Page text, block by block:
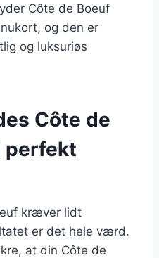
Côte de Boeuf
og den er
og luksuriøs
Côte de
perfekt
kræver lidt
er det hele værd.
at din Côte de